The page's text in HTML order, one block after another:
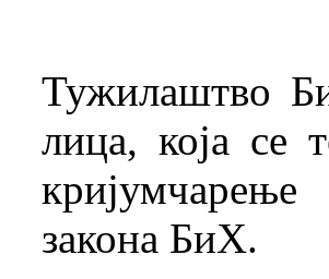
Тужилаштво
лица, која се
закона БиХ.